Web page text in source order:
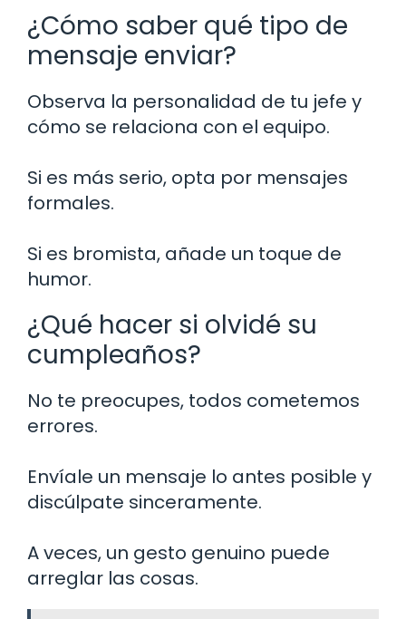
¿Cómo saber qué tipo de
mensaje enviar?
Observa la personalidad de tu jefe y
cómo se relaciona con el equipo.
Si es más serio, opta por mensajes
formales.
Si es bromista, añade un toque de
humor.
¿Qué hacer si olvidé su
cumpleaños?
No te preocupes, todos cometemos
errores.
Envíale un mensaje lo antes posible y
discúlpate sinceramente.
A veces, un gesto genuino puede
arreglar las cosas.